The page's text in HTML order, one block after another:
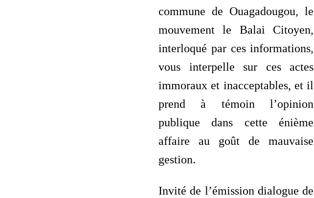
commune de Ouagadougou, le
mouvement le Balai Citoyen,
interloqué par ces informations,
vous interpelle sur ces actes
immoraux et inacceptables, et il
prend à témoin l’opinion
publique dans cette énième
affaire au goût de mauvaise
gestion.
Invité de l’émission dialogue de